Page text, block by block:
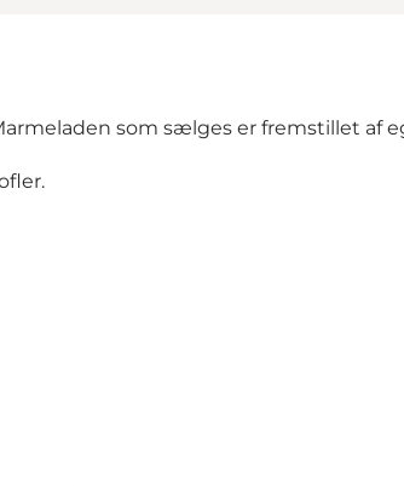
som sælges er fremstillet